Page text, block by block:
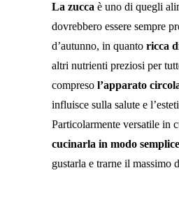
La zucca è uno di quegli
dovrebbero essere sempre
d’autunno, in quanto ricca
altri nutrienti preziosi per
compreso l’apparato
influisce sulla salute e
Particolarmente versatile in
cucinarla in modo semplice
gustarla e trarne il massimo